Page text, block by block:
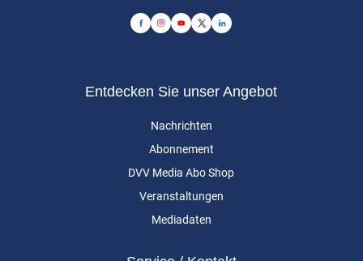
Entdecken Sie unser Angebot
Nachrichten
Abonnement
DVV Media Abo Shop
Veranstaltungen
Mediadaten